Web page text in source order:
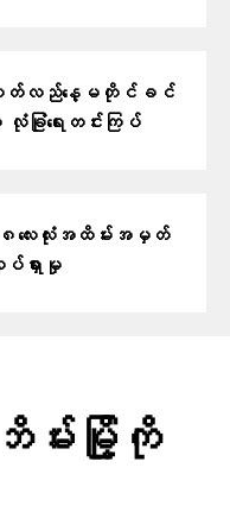
ပတ်လည်နေ့မတိုင်ခင်
လုံခြုံရေးတင်းကြပ်
ေးလုံးအထိမ်းအမှတ်
ရှားမှု
မ်းမြို့ကို